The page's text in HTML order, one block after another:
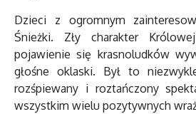
Dzieci z ogromnym
Śnieżki. Zły charakter
pojawienie się krasnoludków
głośne oklaski. Był to
rozśpiewany i roztańczony
wszystkim wielu pozytywnych